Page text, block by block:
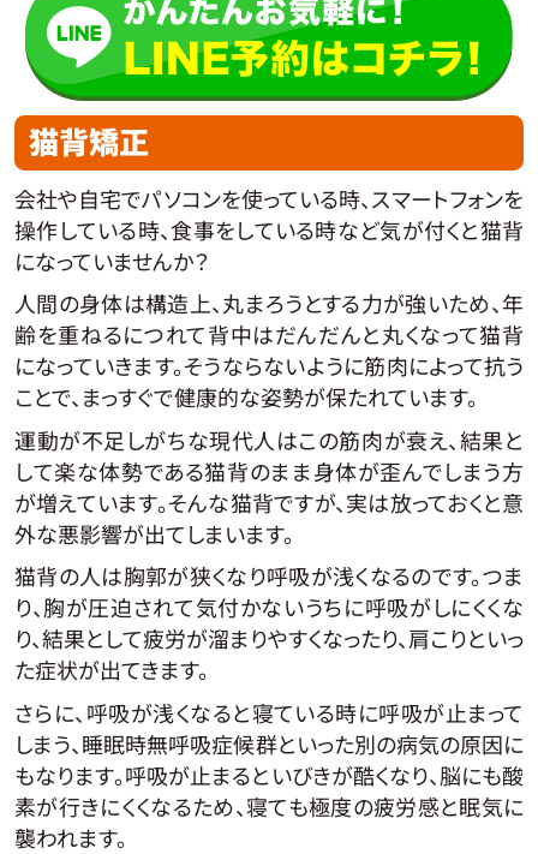
猫背矯正
会社や自宅でパソコンを使っている時、スマートフォンを
操作している時、食事をしている時など気が付くと猫背
になっていませんか？
人間の身体は構造上、丸まろうとする力が強いため、年
齢を重ねるにつれて背中はだんだんと丸くなって猫背
になっていきます。そうならないように筋肉によって抗う
ことで、まっすぐで健康的な姿勢が保たれています。
運動が不足しがちな現代人はこの筋肉が衰え、結果と
して楽な体勢である猫背のまま身体が歪んでしまう方
が増えています。そんな猫背ですが、実は放っておくと意
外な悪影響が出てしまいます。
猫背の人は胸郭が狭くなり呼吸が浅くなるのです。つま
り、胸が圧迫されて気付かないうちに呼吸がしにくくな
り、結果として疲労が溜まりやすくなったり、肩こりといっ
た症状が出てきます。
さらに、呼吸が浅くなると寝ている時に呼吸が止まって
しまう、睡眠時無呼吸症候群といった別の病気の原因に
もなります。呼吸が止まるといびきが酷くなり、脳にも酸
素が行きにくくなるため、寝ても極度の疲労感と眠気に
襲われます。